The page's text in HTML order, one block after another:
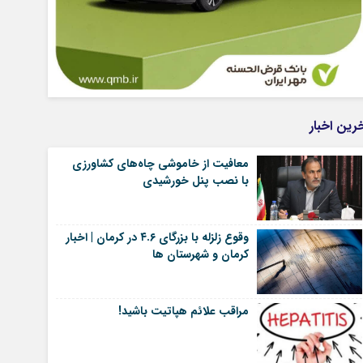
اخبار
معافیت از خاموشی چاه‌های کشاورزی
با نصب پنل خورشیدی
وقوع زلزله با بزرگای ۴.۶ در کرمان | اخبار
کرمان و شهرستان ها
مراقب علائم هپاتیت باشید!